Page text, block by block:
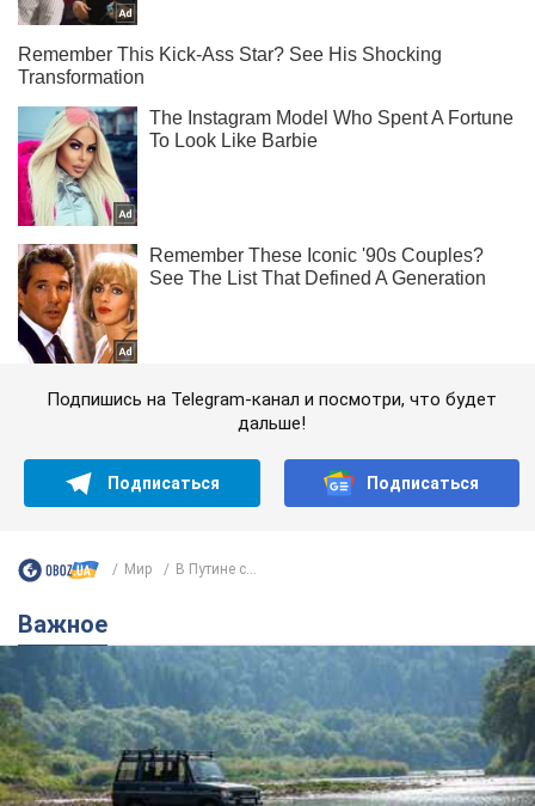
Подпишись на Telegram-канал и посмотри, что будет
дальше!
Подписаться Подписаться
Мир В Путине с...
Важное